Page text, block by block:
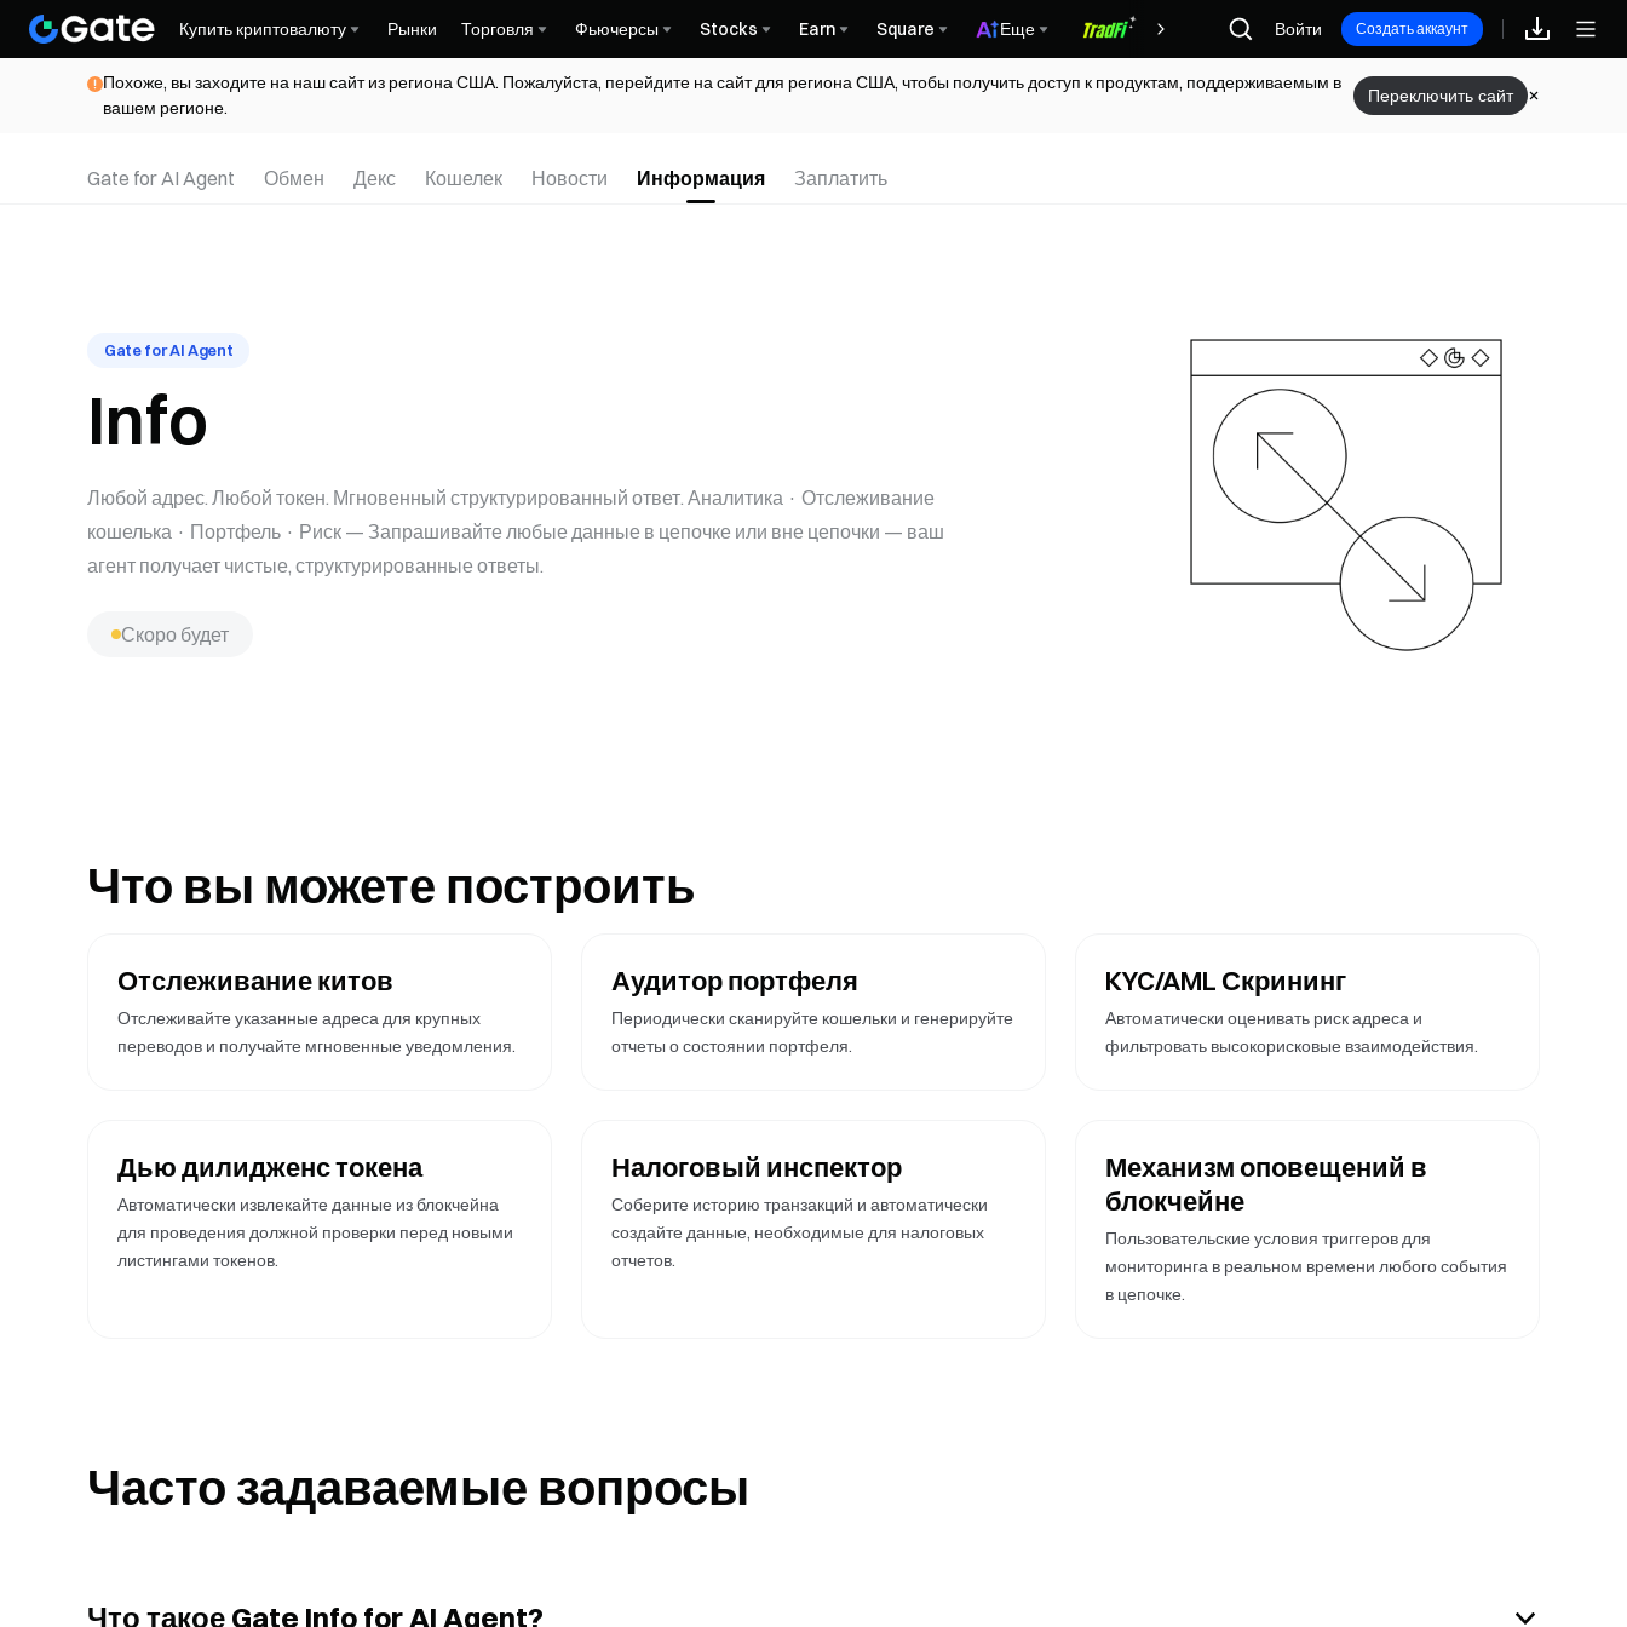
Купить криптовалюту Рынки Торговля Фьючерсы Stocks Earn Square Еще Награды
Войти Создать аккаунт
Похоже, вы заходите на наш сайт из региона США. Пожалуйста, перейдите на сайт для региона США, чтобы получить доступ к продуктам, поддерживаемым в
вашем регионе.
Переключить сайт
Gate for AI Agent Обмен Декс Кошелек Новости Информация Заплатить
Gate for AI Agent
Info
Любой адрес. Любой токен. Мгновенный структурированный ответ. Аналитика · Отслеживание
кошелька · Портфель · Риск — Запрашивайте любые данные в цепочке или вне цепочки — ваш
агент получает чистые, структурированные ответы.
Скоро будет
Что вы можете построить
Отслеживание китов
Отслеживайте указанные адреса для крупных
переводов и получайте мгновенные уведомления.
Аудитор портфеля
Периодически сканируйте кошельки и генерируйте
отчеты о состоянии портфеля.
KYC/AML Скрининг
Автоматически оценивать риск адреса и
фильтровать высокорисковые взаимодействия.
Дью дилидженс токена
Автоматически извлекайте данные из блокчейна
для проведения должной проверки перед новыми
листингами токенов.
Налоговый инспектор
Соберите историю транзакций и автоматически
создайте данные, необходимые для налоговых
отчетов.
Механизм оповещений в
блокчейне
Пользовательские условия триггеров для
мониторинга в реальном времени любого события
в цепочке.
Часто задаваемые вопросы
Что такое Gate Info for AI Agent?